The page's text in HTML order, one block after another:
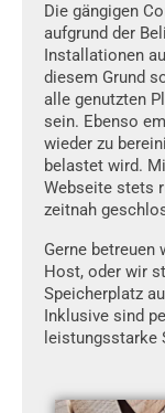
Die gängigen
aufgrund der
Installationen
diesem Grund
alle genutzten
sein. Ebenso
wieder zu
belastet wird.
Webseite stets
zeitnah
Gerne betreuen
Host, oder wir
Speicherplatz
Inklusive sind
leistungsstarke